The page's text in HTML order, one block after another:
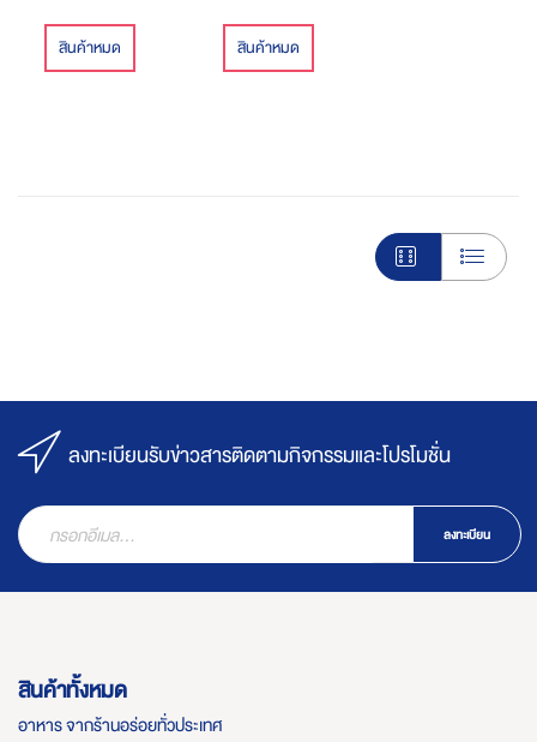
สินค้าหมด
ยอดข้าวอ่อน ชาวนาสมัย
ก่อนเลยจับเจ้าปูนามาทำ
กิน พอกินไม่หมดก็จัดการ
สินค้าหมด
ลงทะเบียนรับข่าวสารติดตามกิจกรรมและโปรโมชั่น
ลงทะเบียน
สินค้าทั้งหมด
อาหาร จากร้านอร่อยทั่วประเทศ